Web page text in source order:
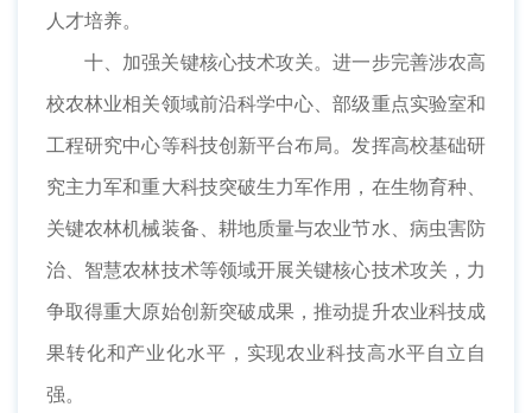
人才培养。
十、加强关键核心技术攻关。进一步完善涉农高
校农林业相关领域前沿科学中心、部级重点实验室和
工程研究中心等科技创新平台布局。发挥高校基础研
究主力军和重大科技突破生力军作用，在生物育种、
关键农林机械装备、耕地质量与农业节水、病虫害防
治、智慧农林技术等领域开展关键核心技术攻关，力
争取得重大原始创新突破成果，推动提升农业科技成
果转化和产业化水平，实现农业科技高水平自立自
强。